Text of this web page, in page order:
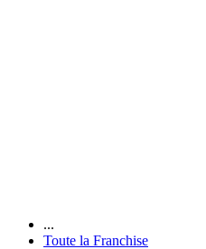
...
Toute la Franchise